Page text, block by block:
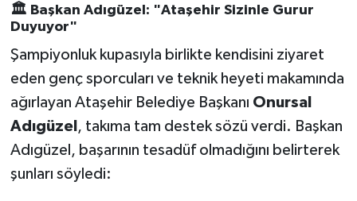
🏛️ Başkan Adıgüzel: "Ataşehir Sizinle Gurur
Duyuyor"
Şampiyonluk kupasıyla birlikte kendisini ziyaret
eden genç sporcuları ve teknik heyeti makamında
ağırlayan Ataşehir Belediye Başkanı Onursal
Adıgüzel , takıma tam destek sözü verdi. Başkan
Adıgüzel, başarının tesadüf olmadığını belirterek
şunları söyledi: